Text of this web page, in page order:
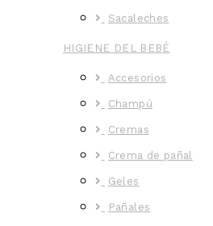
Sacaleches
HIGIENE DEL BEBÉ
Accesorios
Champú
Cremas
Crema de pañal
Geles
Pañales